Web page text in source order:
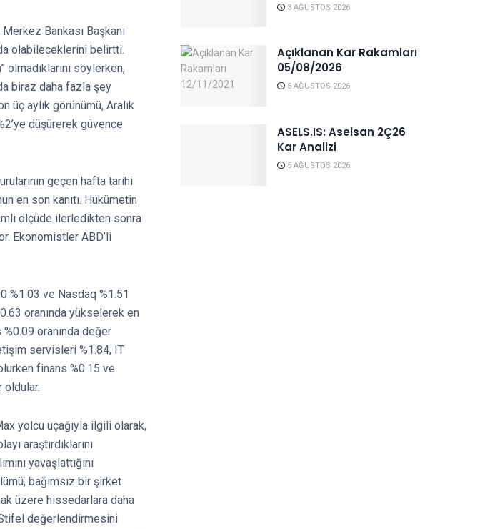
Bankası Başkanı
olabileceklerini belirtti.
söylerken,
biraz daha fazla şey
üç aylık görünümü, Aralık
düşürerek güvence
geçen hafta tarihi
en son kanıtı. Hükümetin
ölçüde ilerledikten sonra
Ekonomistler ABD’li
%1.03 ve Nasdaq %1.51
oranında yükselerek en
oranında değer
servisleri %1.84, IT
finans %0.15 ve
oldular.
yolcu uçağıyla ilgili olarak,
araştırdıklarını
yavaşlattığını
bağımsız bir şirket
üzere hissedarlara daha
değerlendirmesini
3 AĞUSTOS 2026
Açıklanan Kar Rakamları
05/08/2026
5 AĞUSTOS 2026
ASELS.IS: Aselsan 2Ç26
Kar Analizi
5 AĞUSTOS 2026